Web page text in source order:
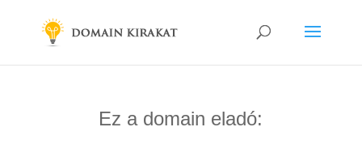
Ez a domain eladó: